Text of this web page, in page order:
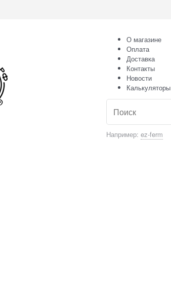
О магазине
Оплата
Доставка
Контакты
Новости
Калькуляторы
Например: ez-ferm